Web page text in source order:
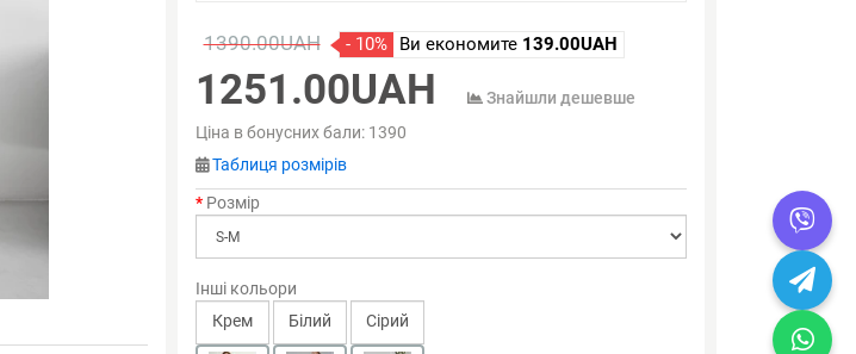
1390.00UAH - 10% Ви економите 139.00UAH
1251.00UAH
Знайшли дешевше
Ціна в бонусних бали: 1390
Таблиця розмірів
Розмір
Інші кольори
Крем
Білий Сірий